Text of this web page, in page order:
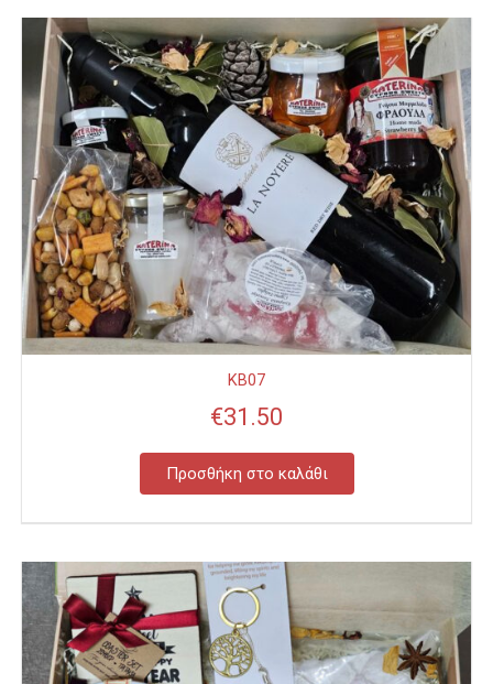
KB07
€31.50
Προσθήκη στο καλάθι